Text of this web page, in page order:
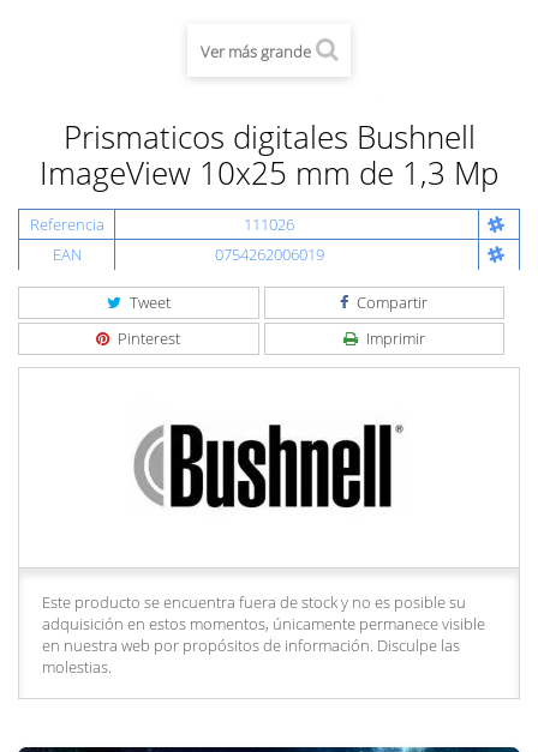
Ver más grande
Prismaticos digitales Bushnell
ImageView 10x25 mm de 1,3 Mp
Referencia
111026
EAN
0754262006019
Tweet
Compartir
Pinterest
Imprimir
Este producto se encuentra fuera de stock y no es posible su
adquisición en estos momentos, únicamente permanece visible
en nuestra web por propósitos de información. Disculpe las
molestias.